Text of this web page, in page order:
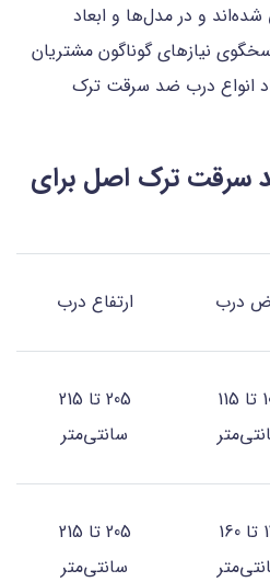
شده‌اند و در مدل‌ها و ابعاد
نیازهای گوناگون مشتریان
انواع درب ضد سرقت ترک
سرقت ترک اصل برای
درب ارتفاع درب
105 تا 115
205 تا 215
سانتی‌متر
140 تا 160
205 تا 215
سانتی‌متر